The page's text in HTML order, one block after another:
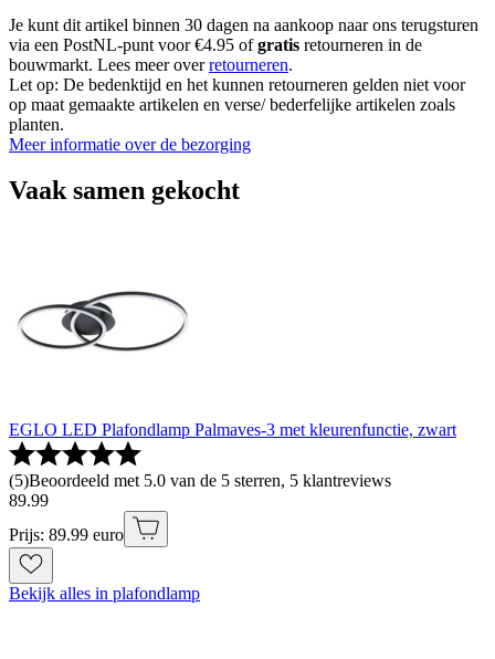
Je kunt dit artikel binnen 30 dagen na aankoop naar ons terugsturen
via een PostNL-punt voor €4.95 ofgratis retourneren in de
bouwmarkt. Lees meer overretourneren.
Let op: De bedenktijd en het kunnen retourneren gelden niet voor
op maat gemaakte artikelen en verse/ bederfelijke artikelen zoals
planten.
Meer informatie over de bezorging
Vaak samen gekocht
EGLO LED Plafondlamp Palmaves-3 met kleurenfunctie, zwart
(5)Beoordeeld met 5.0 van de 5 sterren, 5 klantreviews
89.99
Prijs: 89.99 euro
Bekijk alles in plafondlamp